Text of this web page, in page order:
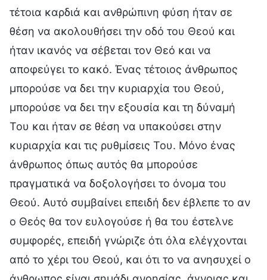
τέτοια καρδιά και ανθρώπινη φύση ήταν σε
θέση να ακολουθήσει την οδό του Θεού και
ήταν ικανός να σέβεται τον Θεό και να
αποφεύγει το κακό. Ένας τέτοιος άνθρωπος
μπορούσε να δει την κυριαρχία του Θεού,
μπορούσε να δει την εξουσία και τη δύναμή
Του και ήταν σε θέση να υπακούσει στην
κυριαρχία και τις ρυθμίσεις Του. Μόνο ένας
άνθρωπος όπως αυτός θα μπορούσε
πραγματικά να δοξολογήσει το όνομα του
Θεού. Αυτό συμβαίνει επειδή δεν έβλεπε το αν
ο Θεός θα τον ευλογούσε ή θα του έστελνε
συμφορές, επειδή γνώριζε ότι όλα ελέγχονται
από το χέρι του Θεού, και ότι το να ανησυχεί ο